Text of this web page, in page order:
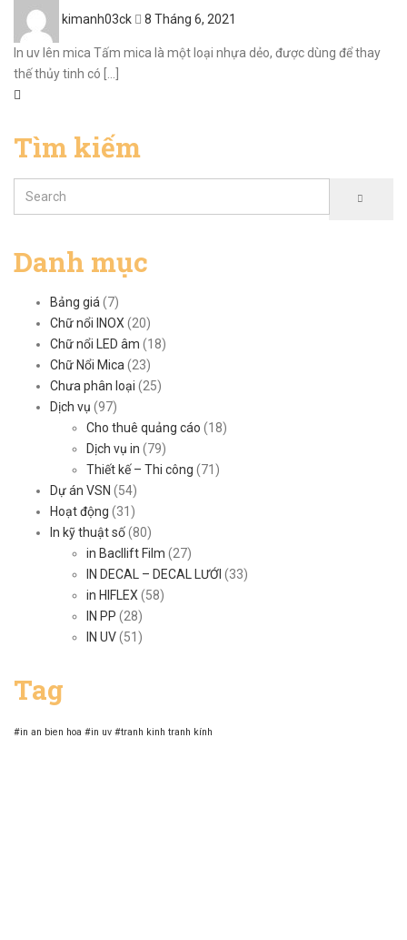
kimanh03ck
on
8 Tháng 6, 2021
In uv lên mica Tấm mica là một loại nhựa dẻo, được dùng để thay
thế thủy tinh có [...]
Tìm kiếm
Danh mục
Bảng giá (7)
Chữ nổi INOX (20)
Chữ nổi LED âm (18)
Chữ Nổi Mica (23)
Chưa phân loại (25)
Dịch vụ (97)
Cho thuê quảng cáo (18)
Dịch vụ in (79)
Thiết kế – Thi công (71)
Dự án VSN (54)
Hoạt động (31)
In kỹ thuật số(80)
in Bacllift Film (27)
IN DECAL – DECAL LƯỚI (33)
in HIFLEX (58)
IN PP (28)
IN UV(51)
Tag
#in an bien hoa #in uv #tranh kinh tranh kính